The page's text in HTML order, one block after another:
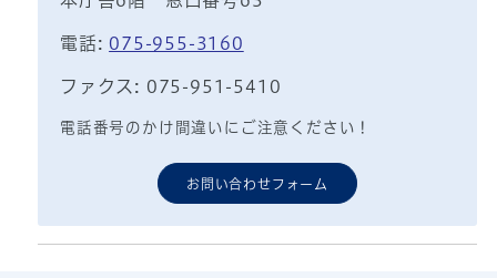
電話: 075-955-3160
ファクス: 075-951-5410
電話番号のかけ間違いにご注意ください！
お問い合わせフォーム